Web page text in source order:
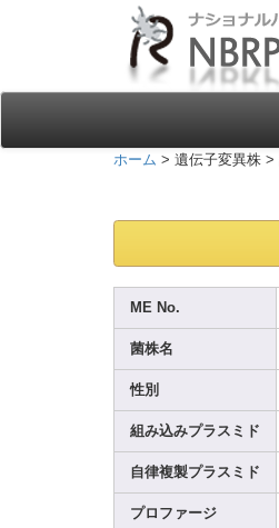
ホーム > 遺伝子変異株 >
ME No.
菌株名
性別
組み込みプラスミド
自律複製プラスミド
プロファージ